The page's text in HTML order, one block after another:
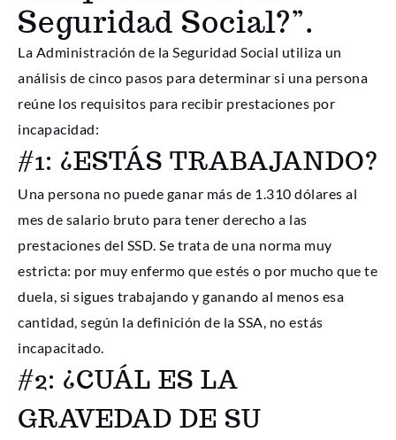
Seguridad Social?”.
La Administración de la Seguridad Social utiliza un
análisis de cinco pasos para determinar si una persona
reúne los requisitos para recibir prestaciones por
incapacidad:
#1: ¿ESTÁS TRABAJANDO?
Una persona no puede ganar más de 1.310 dólares al
mes de salario bruto para tener derecho a las
prestaciones del SSD. Se trata de una norma muy
estricta: por muy enfermo que estés o por mucho que te
duela, si sigues trabajando y ganando al menos esa
cantidad, según la definición de la SSA, no estás
incapacitado.
#2: ¿CUÁL ES LA
GRAVEDAD DE SU